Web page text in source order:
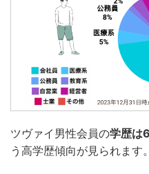
ツヴァイ男性会員の学歴は
う高学歴傾向が見られます。